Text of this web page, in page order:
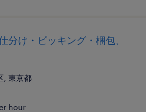
分け・ピッキング・梱包、
, 東京都
hour